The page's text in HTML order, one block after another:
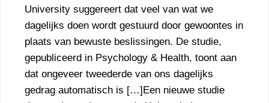
University suggereert dat veel van wat we
dagelijks doen wordt gestuurd door gewoontes in
plaats van bewuste beslissingen. De studie,
gepubliceerd in Psychology & Health, toont aan
dat ongeveer tweederde van ons dagelijks
gedrag automatisch is […]Een nieuwe studie